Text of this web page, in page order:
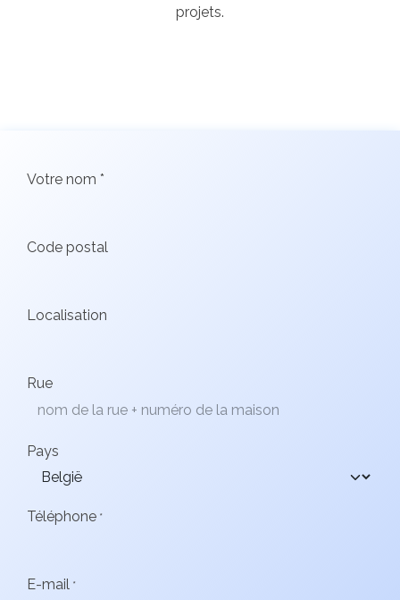
projets.
Votre nom *
Code postal
Localisation
Rue
Pays
Téléphone *
E-mail *